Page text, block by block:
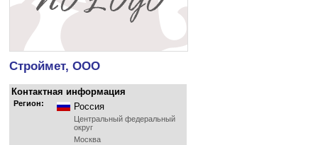
Строймет, ООО
Контактная информация
Регион: Россия
Центральный федеральный
округ
Москва